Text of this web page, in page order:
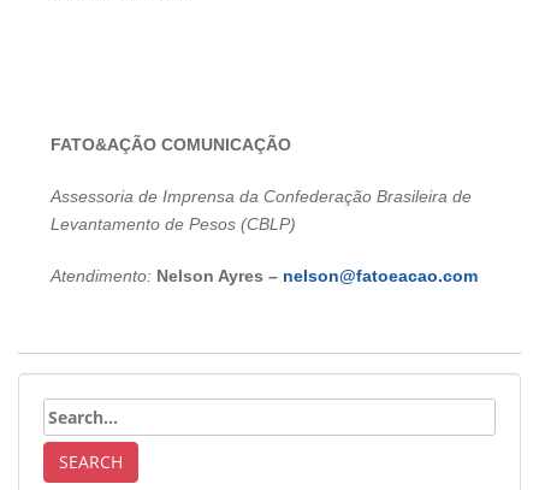
FATO&AÇÃO COMUNICAÇÃO
Assessoria de Imprensa da Confederação Brasileira de
Levantamento de Pesos (CBLP)
Atendimento: Nelson Ayres – nelson@fatoeacao.com